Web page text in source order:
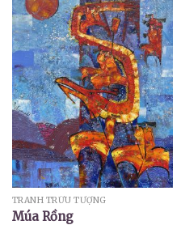
TRANH TRỪU TƯỢNG
Múa Rồng